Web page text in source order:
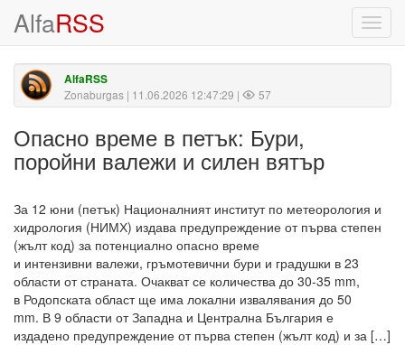
AlfaRSS
AlfaRSS
Zonaburgas | 11.06.2026 12:47:29 | 57
Опасно време в петък: Бури,
поройни валежи и силен вятър
За 12 юни (петък) Националният институт по метеорология и
хидрология (НИМХ) издава предупреждение от първа степен
(жълт код) за потенциално опасно време
и интензивни валежи, гръмотевични бури и градушки в 23
области от страната. Очакват се количества до 30-35 mm,
в Родопската област ще има локални извалявания до 50
mm. В 9 области от Западна и Централна България е
издадено предупреждение от първа степен (жълт код) и за […]